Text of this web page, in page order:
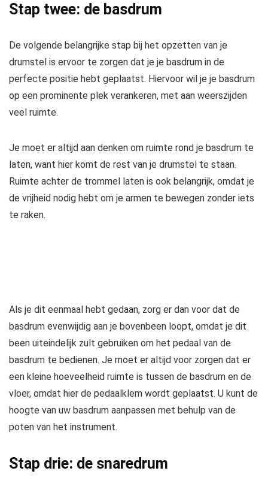
Stap twee: de basdrum
De volgende belangrijke stap bij het opzetten van je
drumstel is ervoor te zorgen dat je je basdrum in de
perfecte positie hebt geplaatst. Hiervoor wil je je basdrum
op een prominente plek verankeren, met aan weerszijden
veel ruimte.
Je moet er altijd aan denken om ruimte rond je basdrum te
laten, want hier komt de rest van je drumstel te staan.
Ruimte achter de trommel laten is ook belangrijk, omdat je
de vrijheid nodig hebt om je armen te bewegen zonder iets
te raken.
Als je dit eenmaal hebt gedaan, zorg er dan voor dat de
basdrum evenwijdig aan je bovenbeen loopt, omdat je dit
been uiteindelijk zult gebruiken om het pedaal van de
basdrum te bedienen. Je moet er altijd voor zorgen dat er
een kleine hoeveelheid ruimte is tussen de basdrum en de
vloer, omdat hier de pedaalklem wordt geplaatst. U kunt de
hoogte van uw basdrum aanpassen met behulp van de
poten van het instrument.
Stap drie: de snaredrum